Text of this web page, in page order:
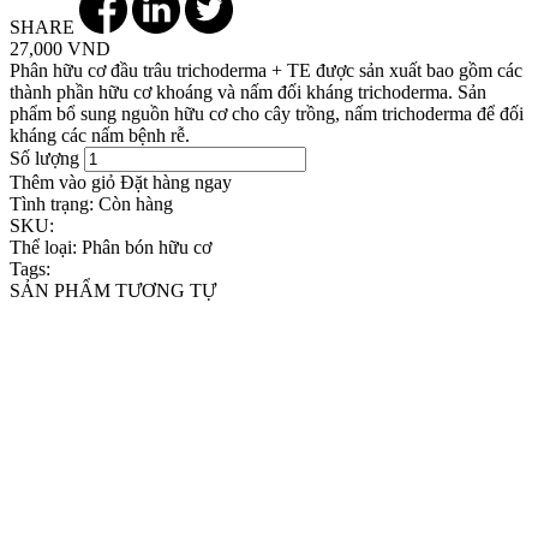
SHARE
27,000 VND
Phân hữu cơ đầu trâu trichoderma + TE được sản xuất bao gồm các
thành phần hữu cơ khoáng và nấm đối kháng trichoderma. Sản
phẩm bổ sung nguồn hữu cơ cho cây trồng, nấm trichoderma để đối
kháng các nấm bệnh rễ.
Số lượng
Thêm vào giỏ Đặt hàng ngay
Tình trạng: Còn hàng
SKU:
Thể loại: Phân bón hữu cơ
Tags:
SẢN PHẨM TƯƠNG TỰ